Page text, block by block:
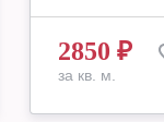
2850 ₽
за кв. м.